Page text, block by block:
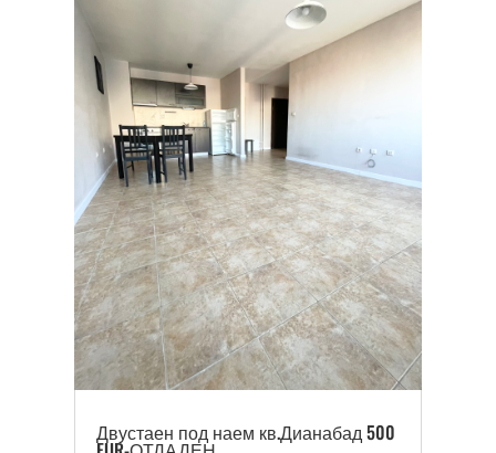
Двустаен под наем кв.Дианабад 500